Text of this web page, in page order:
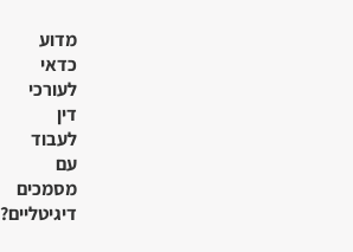
מדוע
כדאי
לעורכי
דין
לעבוד
עם
מסמכים
דיגיטליים?